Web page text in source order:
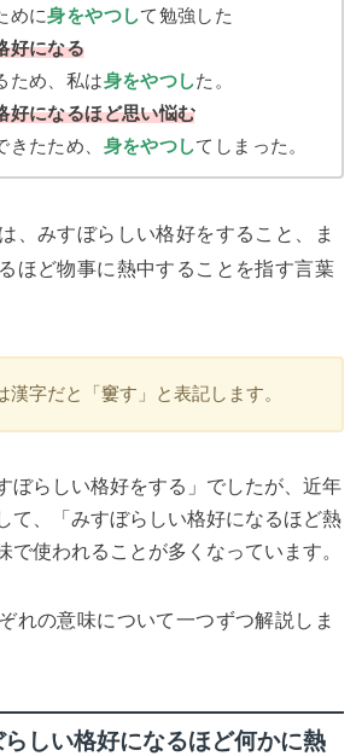
めに身をやつして勉強した
好になる
ため、私は身をやつした。
になるほど思い悩む
たため、 身をやつしてしまった。
、みすぼらしい格好をすること、ま
ほど物事に熱中することを指す言葉
漢字だと「窶す」と表記します。
ぼらしい格好をする」でしたが、近年
て、「みすぼらしい格好になるほど熱
で使われることが多くなっています。
れの意味について一つずつ解説しま
しい格好になるほど何かに熱